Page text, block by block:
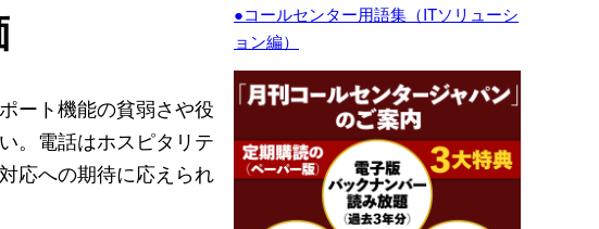
ート機能の貧弱さや役
。電話はホスピタリテ
応への期待に応えられ
●コールセンター用語集（ITソリューシ
ョン編）